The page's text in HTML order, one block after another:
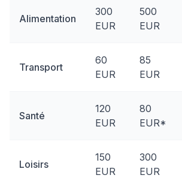
Alimentation
300
EUR
500
EUR
Transport
60
EUR
85
EUR
Santé
120
EUR
80
EUR*
Loisirs
150
EUR
300
EUR